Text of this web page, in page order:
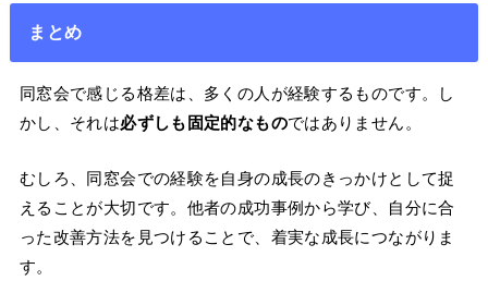
まとめ
同窓会で感じる格差は、多くの人が経験するものです。し
かし、それは必ずしも固定的なものではありません。
むしろ、同窓会での経験を自身の成長のきっかけとして捉
えることが大切です。他者の成功事例から学び、自分に合
った改善方法を見つけることで、着実な成長につながりま
す。